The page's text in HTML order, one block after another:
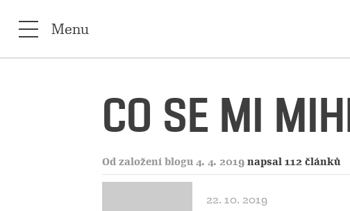
Menu
CO SE MI
Od založení blogu 4. 4. 2019 napsal 112 článků
22. 10. 2019